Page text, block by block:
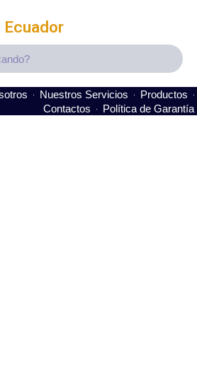
Nuestros Servicios
Productos
Contactos
Política de Garantía